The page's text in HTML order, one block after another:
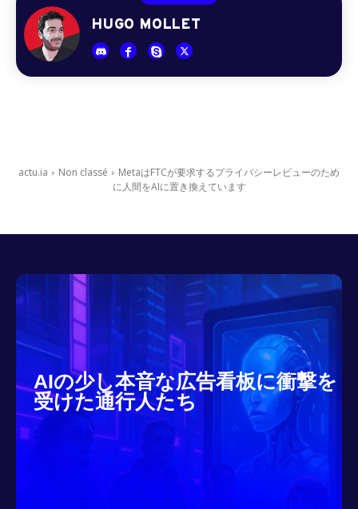
HUGO MOLLET
actu.ia Non classé
MetaはFTCが要求するプライバシーレビューのため
に人間をAIに置き換えています
AIの少し本音な広告看板に衝撃を
受けた通行人たち